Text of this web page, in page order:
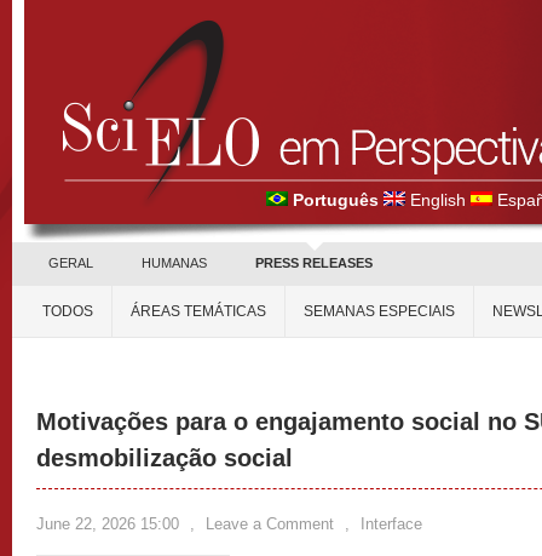
Português English
GERAL HUMANAS PRESS RELEASES
TODOS ÁREAS TEMÁTICAS SEMANAS ESPECIAIS
Motivações para o engajamento social no
desmobilização social
June 22, 2026 15:00 , Leave a Comment , Interface